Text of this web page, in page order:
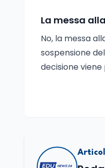
La messa
No, la messa
sospensione
decisione